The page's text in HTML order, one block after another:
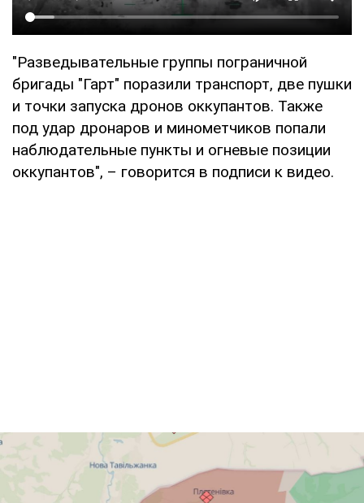
"Разведывательные группы пограничной
бригады "Гарт" поразили транспорт, две пушки
и точки запуска дронов оккупантов. Также
под удар дронаров и минометчиков попали
наблюдательные пункты и огневые позиции
оккупантов", – говорится в подписи к видео.